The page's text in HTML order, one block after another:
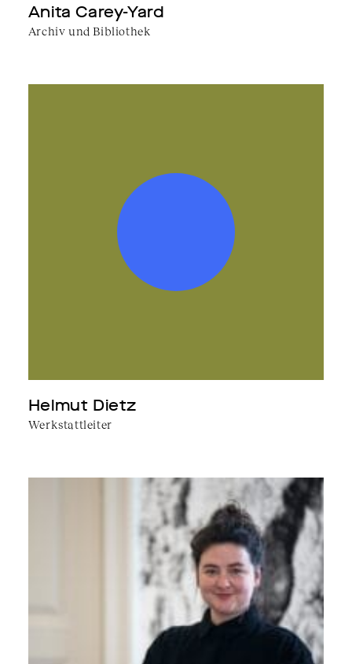
Anita Carey-Yard
Archiv und Bibliothek
Helmut Dietz
Werkstattleiter